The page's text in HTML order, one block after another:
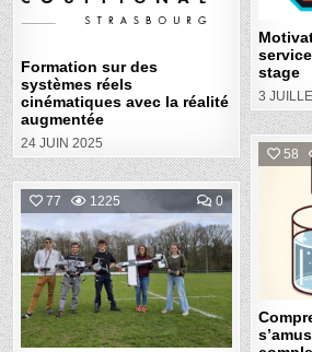
stage
3
SYSTÈMES
RÉELS
AVEC
RÉALITÉ
AUGMENTÉE
in
Formation sur des
systèmes réels
cinématiques avec la réalité
augmentée
24 JUIN 2025
58
77 1225 0COMMENT
ON
CONCEPTION
DE
DRONES
AÉRIENS
AUTONOMES
ET
POUR
LA
DÉTECTION
Posted
in